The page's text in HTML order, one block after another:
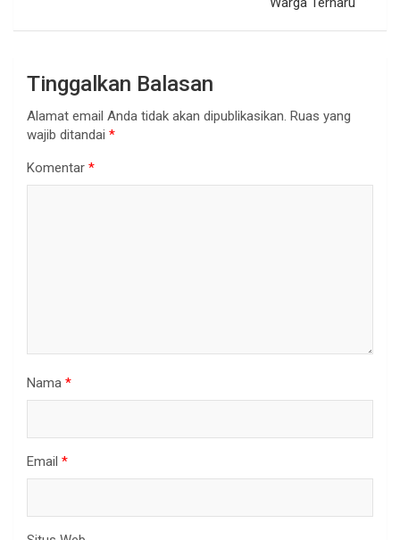
Tinggalkan Balasan
Alamat email Anda tidak akan dipublikasikan. Ruas yang
wajib ditandai *
Komentar *
Nama *
Email *